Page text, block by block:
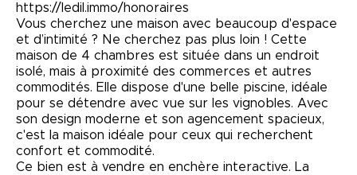
https://ledil.immo/honoraires
Vous cherchez une maison avec beaucoup d'espace
et d’intimité ? Ne cherchez pas plus loin ! Cette
maison de 4 chambres est située dans un endroit
isolé, mais à proximité des commerces et autres
commodités. Elle dispose d'une belle piscine, idéale
pour se détendre avec vue sur les vignobles. Avec
son design moderne et son agencement spacieux,
c'est la maison idéale pour ceux qui recherchent
confort et commodité.
Ce bien est à vendre en enchère interactive. La